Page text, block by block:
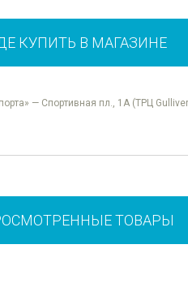
КУПИТЬ В МАГАЗИНЕ
— Спортивная пл., 1А (ТРЦ
ТОВАРЫ